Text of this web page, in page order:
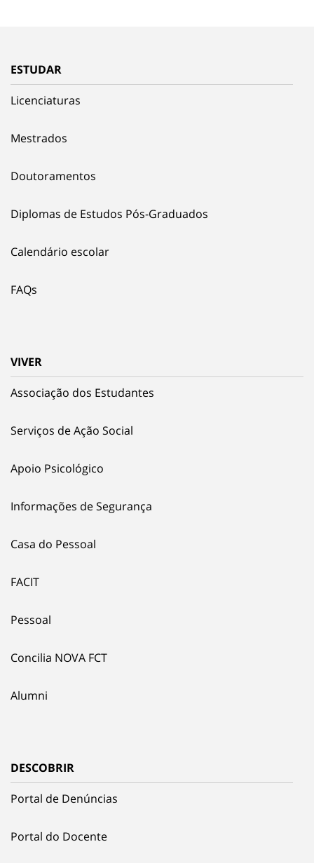
ESTUDAR
Licenciaturas
Mestrados
Doutoramentos
Diplomas de Estudos Pós-Graduados
Calendário escolar
FAQs
VIVER
Associação dos Estudantes
Serviços de Ação Social
Apoio Psicológico
Informações de Segurança
Casa do Pessoal
FACIT
Pessoal
Concilia NOVA FCT
Alumni
DESCOBRIR
Portal de Denúncias
Portal do Docente